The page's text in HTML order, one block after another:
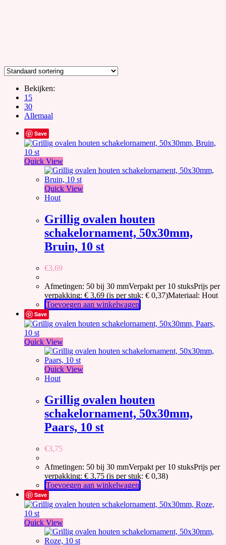
Bekijken:
15
30
Allemaal
Save
Quick View
Quick View
Hout
Grillig ovalen houten
schakelornament, 50x30mm,
Bruin, 10 st
€3,69
Afmetingen: 50 bij 30 mmVerpakt per 10 stuksPrijs per
verpakking: € 3,69 (is per stuk: € 0,37)Materiaal: Hout
Toevoegen aan winkelwagen
Save
Quick View
Quick View
Hout
Grillig ovalen houten
schakelornament, 50x30mm,
Paars, 10 st
€3,75
Afmetingen: 50 bij 30 mmVerpakt per 10 stuksPrijs per
verpakking: € 3,75 (is per stuk: € 0,38)
Toevoegen aan winkelwagen
Save
Quick View